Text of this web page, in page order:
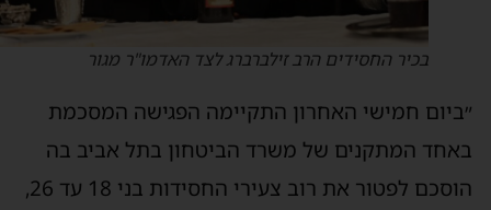
בכיר החסידים הרב זילברברג לצד האדמו"ר מגור
חמישי האחרון התקיימה הפגישה המסכמת
המתקנים של משרד הביטחון בתל אביב בה
הוסכם לפטור את רוב צעירי החסידות בני 18 עד 26,